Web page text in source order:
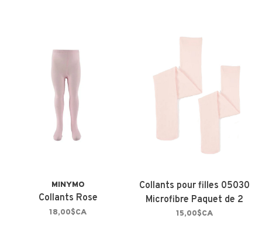
MINYMO
Collants Rose
18,00$CA
Collants pour filles 05030
Microfibre Paquet de 2
paires Rose
15,00$CA